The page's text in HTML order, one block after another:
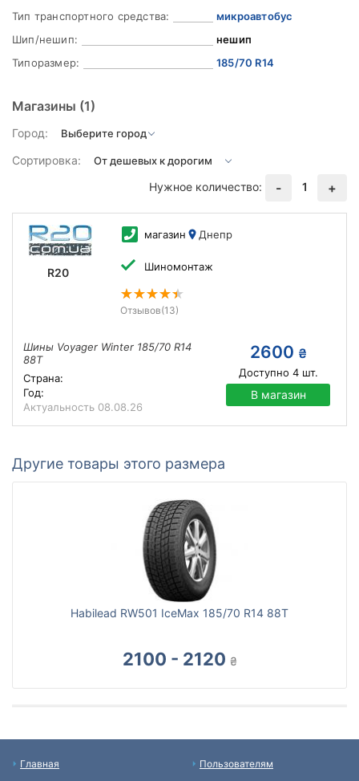
Тип транспортного средства:
микроавтобус
Шип/нешип:
нешип
Типоразмер:
185/70 R14
Магазины (1)
Город:
Сортировка:
Нужное количество:
- 1 +
R20
магазин Днепр
Шиномонтаж
Отзывов(13)
Шины Voyager Winter 185/70 R14
88T
Страна:
Год:
Актуальность 08.08.26
2600 ₴
Доступно 4шт.
В магазин
Другие товары этого размера
Habilead RW501 IceMax 185/70 R14 88T
2100 - 2120 ₴
Главная
Пользователям